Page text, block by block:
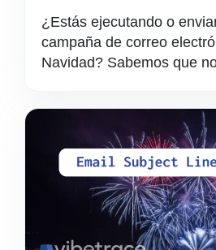
¿Estás ejecutando o
campaña de correo
Navidad? Sabemos que